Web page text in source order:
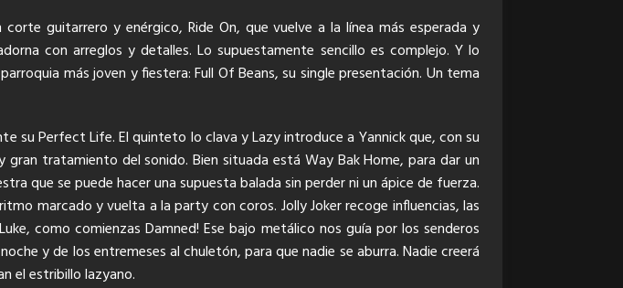
guitarrero y enérgico, Ride On, que vuelve a la línea más esperada y
con arreglos y detalles. Lo supuestamente sencillo es complejo. Y lo
más joven y fiestera: Full Of Beans, su single presentación. Un tema
su Perfect Life. El quinteto lo clava y Lazy introduce a Yannick que, con su
tratamiento del sonido. Bien situada está Way Bak Home, para dar un
que se puede hacer una supuesta balada sin perder ni un ápice de fuerza.
marcado y vuelta a la party con coros. Jolly Joker recoge influencias, las
como comienzas Damned! Ese bajo metálico nos guía por los senderos
y de los entremeses al chuletón, para que nadie se aburra. Nadie creerá
el estribillo lazyano.